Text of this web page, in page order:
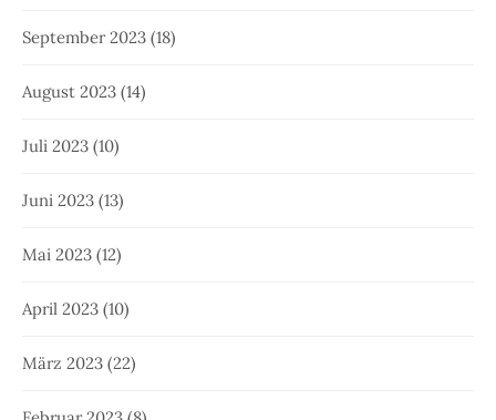
September 2023 (18)
August 2023 (14)
Juli 2023 (10)
Juni 2023 (13)
Mai 2023 (12)
April 2023 (10)
März 2023 (22)